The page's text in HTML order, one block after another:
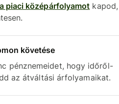
a piaci középárfolyamot kapod,
követése
pénznemeidet, hogy időről-
az átváltási árfolyamaikat.